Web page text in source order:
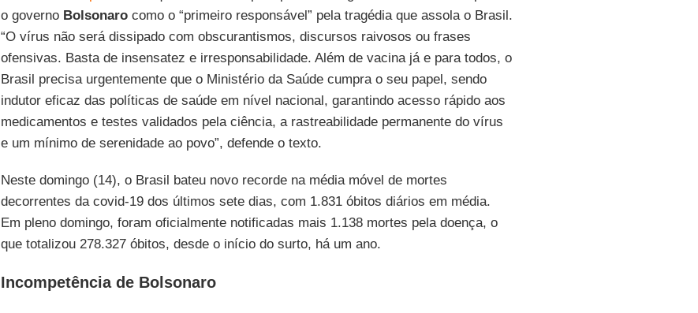
o governo Bolsonarocomo o “primeiro responsável” pela tragédia que assola o Brasil.
“O vírus não será dissipado com obscurantismos, discursos raivosos ou frases
ofensivas. Basta de insensatez e irresponsabilidade. Além de vacina já e para todos, o
Brasil precisa urgentemente que o Ministério da Saúde cumpra o seu papel, sendo
indutor eficaz das políticas de saúde em nível nacional, garantindo acesso rápido aos
medicamentos e testes validados pela ciência, a rastreabilidade permanente do vírus
e um mínimo de serenidade ao povo”, defende o texto.
Neste domingo (14), o Brasil bateu novo recorde na média móvel de mortes
decorrentes da covid-19 dos últimos sete dias, com 1.831 óbitos diários em média.
Em pleno domingo, foram oficialmente notificadas mais 1.138 mortes pela doença, o
que totalizou 278.327 óbitos, desde o início do surto, há um ano.
Incompetência de Bolsonaro